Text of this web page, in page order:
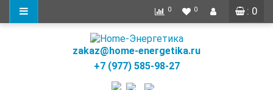
: 0
0 0
zakaz@home-energetika.ru
+7 (977) 585-98-27